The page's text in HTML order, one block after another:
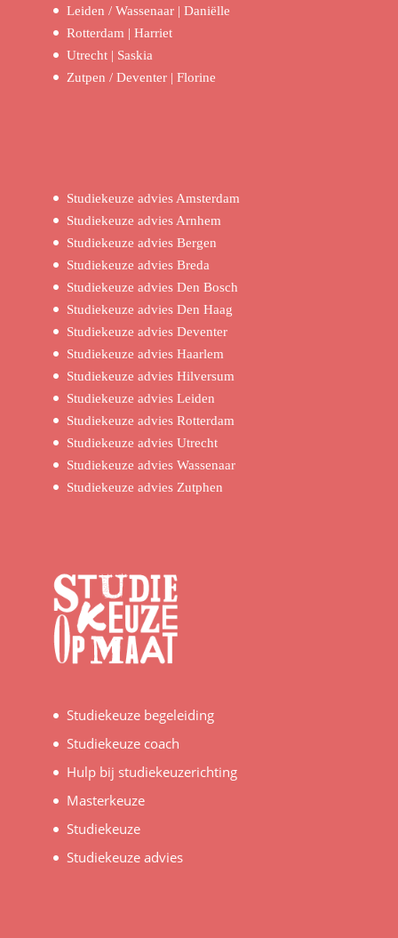
Leiden / Wassenaar | Daniëlle
Rotterdam | Harriet
Utrecht | Saskia
Zutpen / Deventer | Florine
Studiekeuze advies Amsterdam
Studiekeuze advies Arnhem
Studiekeuze advies Bergen
Studiekeuze advies Breda
Studiekeuze advies Den Bosch
Studiekeuze advies Den Haag
Studiekeuze advies Deventer
Studiekeuze advies Haarlem
Studiekeuze advies Hilversum
Studiekeuze advies Leiden
Studiekeuze advies Rotterdam
Studiekeuze advies Utrecht
Studiekeuze advies Wassenaar
Studiekeuze advies Zutphen
Studiekeuze begeleiding
Studiekeuze coach
Hulp bij studiekeuzerichting
Masterkeuze
Studiekeuze
Studiekeuze advies